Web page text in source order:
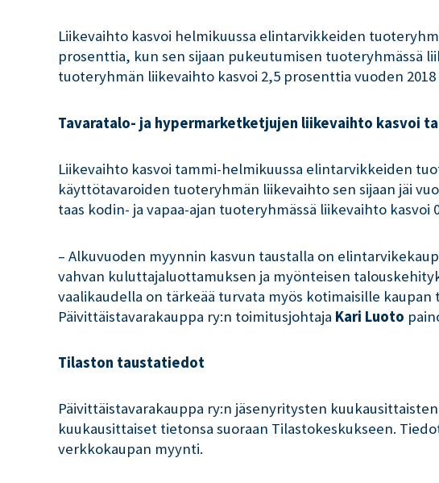
Liikevaihto kasvoi helmikuussa elintarvikkeiden
prosenttia, kun sen sijaan pukeutumisen tuoteryhmässä
tuoteryhmän liikevaihto kasvoi 2,5 prosenttia vuoden
Tavaratalo- ja hypermarketketjujen liikevaihto kasvoi
Liikevaihto kasvoi tammi-helmikuussa elintarvikkeiden
käyttötavaroiden tuoteryhmän liikevaihto sen sijaan jäi
taas kodin- ja vapaa-ajan tuoteryhmässä liikevaihto
– Alkuvuoden myynnin kasvun taustalla on
vahvan kuluttajaluottamuksen ja myönteisen
vaalikaudella on tärkeää turvata myös kotimaisille
Päivittäistavarakauppa ry:n toimitusjohtaja Kari Luoto
Tilaston taustatiedot
Päivittäistavarakauppa ry:n jäsenyritysten
kuukausittaiset tietonsa suoraan Tilastokeskukseen.
verkkokaupan myynti.